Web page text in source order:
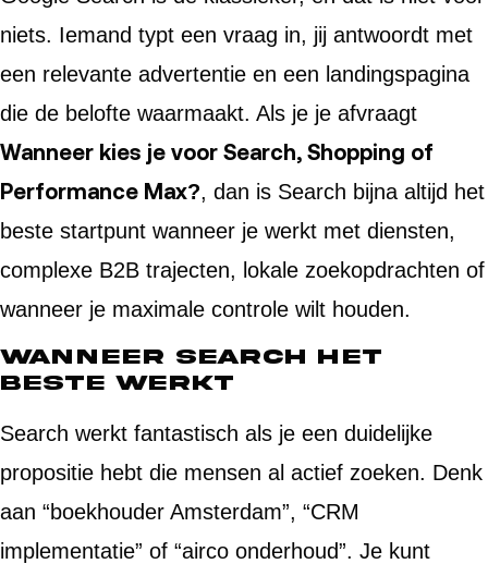
niets. Iemand typt een vraag in, jij antwoordt met
een relevante advertentie en een landingspagina
die de belofte waarmaakt. Als je je afvraagt
Wanneer kies je voor Search, Shopping of
Performance Max?, dan is Search bijna altijd het
beste startpunt wanneer je werkt met diensten,
complexe B2B trajecten, lokale zoekopdrachten of
wanneer je maximale controle wilt houden.
Wanneer Search het
beste werkt
Search werkt fantastisch als je een duidelijke
propositie hebt die mensen al actief zoeken. Denk
aan “boekhouder Amsterdam”, “CRM
implementatie” of “airco onderhoud”. Je kunt